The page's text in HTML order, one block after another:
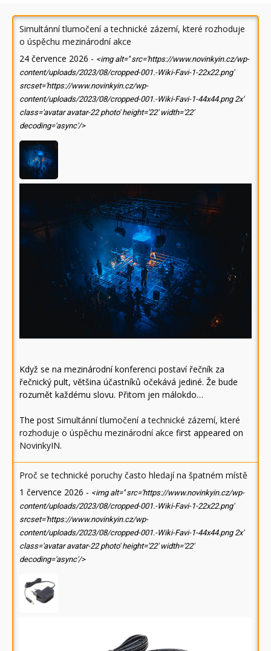
Simultánní tlumočení a technické zázemí, které rozhoduje
o úspěchu mezinárodní akce
24 července 2026 - <img alt='' src='https://www.novinkyin.cz/wp-
content/uploads/2023/08/cropped-001.-Wiki-Favi-1-22x22.png'
srcset='https://www.novinkyin.cz/wp-
content/uploads/2023/08/cropped-001.-Wiki-Favi-1-44x44.png 2x'
class='avatar avatar-22 photo' height='22' width='22'
decoding='async'/>
Když se na mezinárodní konferenci postaví řečník za
řečnický pult, většina účastníků očekává jediné. Že bude
rozumět každému slovu. Přitom jen málokdo…
The post Simultánní tlumočení a technické zázemí, které
rozhoduje o úspěchu mezinárodní akce first appeared on
NovinkyIN.
Proč se technické poruchy často hledají na špatném místě
1 července 2026 - <img alt='' src='https://www.novinkyin.cz/wp-
content/uploads/2023/08/cropped-001.-Wiki-Favi-1-22x22.png'
srcset='https://www.novinkyin.cz/wp-
content/uploads/2023/08/cropped-001.-Wiki-Favi-1-44x44.png 2x'
class='avatar avatar-22 photo' height='22' width='22'
decoding='async'/>